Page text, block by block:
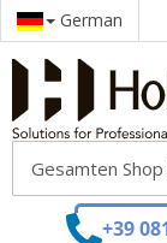
German
+39